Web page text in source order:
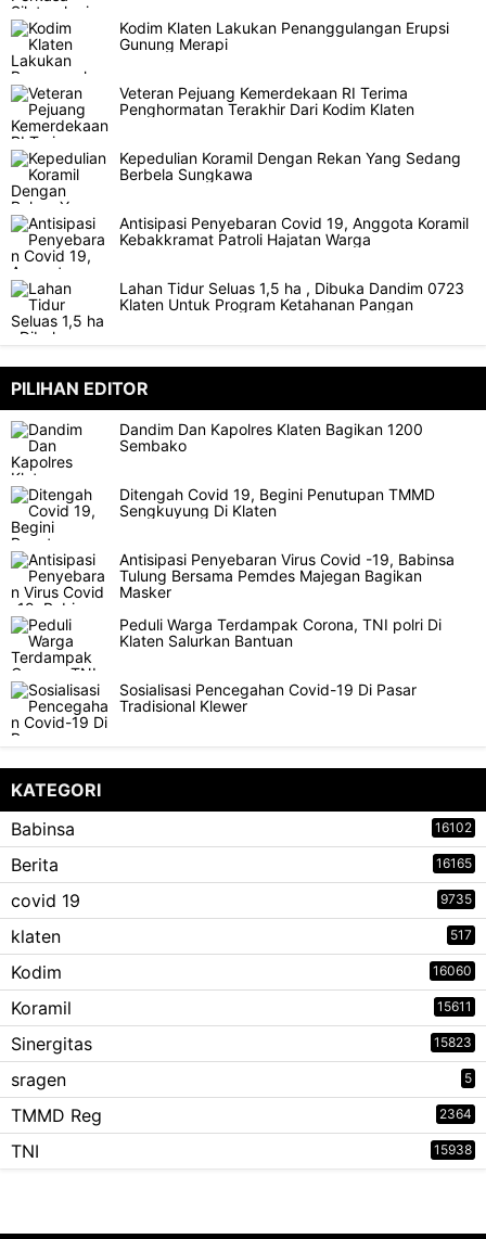
Kodim Klaten Lakukan Penanggulangan Erupsi
Gunung Merapi
Veteran Pejuang Kemerdekaan RI Terima
Penghormatan Terakhir Dari Kodim Klaten
Kepedulian Koramil Dengan Rekan Yang Sedang
Berbela Sungkawa
Antisipasi Penyebaran Covid 19, Anggota Koramil
Kebakkramat Patroli Hajatan Warga
Lahan Tidur Seluas 1,5 ha , Dibuka Dandim 0723
Klaten Untuk Program Ketahanan Pangan
PILIHAN EDITOR
Dandim Dan Kapolres Klaten Bagikan 1200
Sembako
Ditengah Covid 19, Begini Penutupan TMMD
Sengkuyung Di Klaten
Antisipasi Penyebaran Virus Covid -19, Babinsa
Tulung Bersama Pemdes Majegan Bagikan
Masker
Peduli Warga Terdampak Corona, TNI polri Di
Klaten Salurkan Bantuan
Sosialisasi Pencegahan Covid-19 Di Pasar
Tradisional Klewer
KATEGORI
Babinsa
16102
Berita 16165
covid 19 9735
klaten 517
Kodim 16060
Koramil 15611
Sinergitas 15823
sragen 5
TMMD Reg 2364
TNI 15938